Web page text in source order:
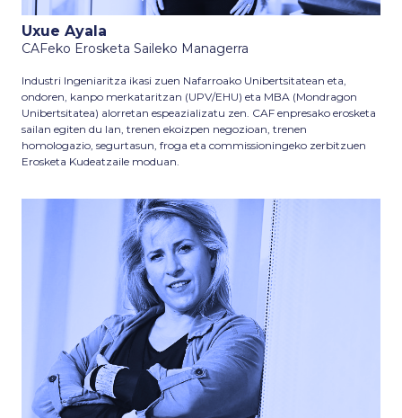
Uxue Ayala
CAFeko Erosketa Saileko Managerra
Industri Ingeniaritza ikasi zuen Nafarroako Unibertsitatean eta,
ondoren, kanpo merkataritzan (UPV/EHU) eta MBA (Mondragon
Unibertsitatea) alorretan espeazializatu zen. CAF enpresako erosketa
sailan egiten du lan, trenen ekoizpen negozioan, trenen
homologazio, segurtasun, froga eta commissioningeko zerbitzuen
Erosketa Kudeatzaile moduan.